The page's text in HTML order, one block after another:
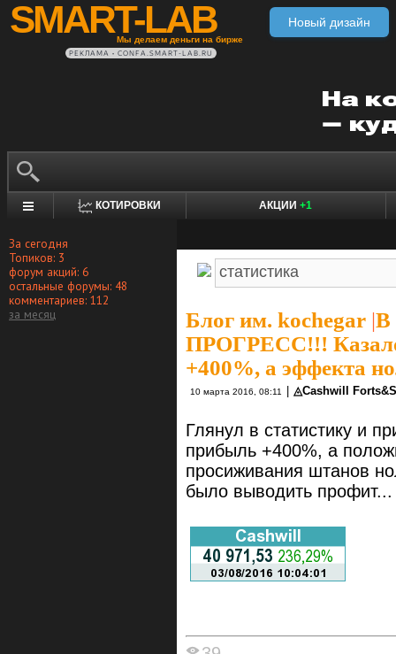
SMART-LAB
Мы делаем деньги на бирже
Новый дизайн
РЕКЛАМА • CONFA.SMART-LAB.RU
КОТИРОВКИ АКЦИИ +1
За сегодня
Топиков: 3
форум акций: 6
остальные форумы: 48
комментариев: 112
за месяц
Блог им. kochegar |В
ПРОГРЕСС!!!
+400%, а эффекта
10 марта 2016, 08:11 ◬Cashwill
Глянул в статистику и
прибыль +400%, а
просиживания штанов
было выводить профит...